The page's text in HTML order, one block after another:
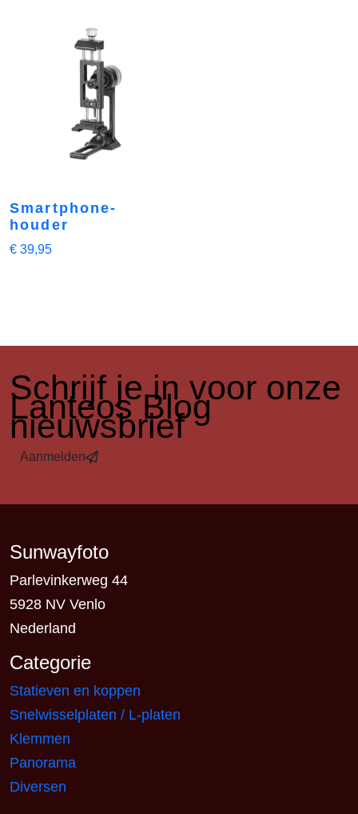
Smartphone-
houder
€ 39,95
​Schrijf je in voor onze
Lanteos Blog
nieuwsbrief
Aanmelden
Sunwayfoto
Parlevinkerweg 44
5928 NV Venlo
Nederland
Categorie
Statieven en koppen
Snelwisselplaten / L-platen
Klemmen
Panorama
Diversen